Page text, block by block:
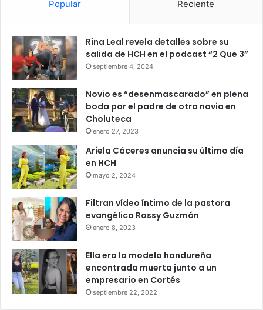
Popular Reciente
Rina Leal revela detalles sobre su
salida de HCH en el podcast “2 Que 3”
septiembre 4, 2024
Novio es “desenmascarado” en plena
boda por el padre de otra novia en
Choluteca
enero 27, 2023
Ariela Cáceres anuncia su último día
en HCH
mayo 2, 2024
Filtran vídeo íntimo de la pastora
evangélica Rossy Guzmán
enero 8, 2023
Ella era la modelo hondureña
encontrada muerta junto a un
empresario en Cortés
septiembre 22, 2022